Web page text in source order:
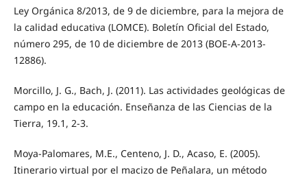
Ley Orgánica 8/2013, de 9 de diciembre, para la mejora de
la calidad educativa (LOMCE). Boletín Oficial del Estado,
número 295, de 10 de diciembre de 2013 (BOE-A-2013-
12886).
Morcillo, J. G., Bach, J. (2011). Las actividades geológicas de
campo en la educación. Enseñanza de las Ciencias de la
Tierra, 19.1, 2-3.
Moya-Palomares, M.E., Centeno, J. D., Acaso, E. (2005).
Itinerario virtual por el macizo de Peñalara, un método